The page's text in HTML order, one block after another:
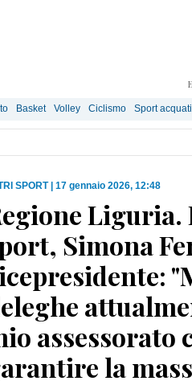
Basket Volley Ciclismo Sport
SPORT| 17 gennaio 2026, 12:48
Liguria.
Simona
assessorato
la